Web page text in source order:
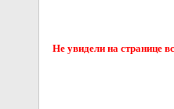
Не увидели на странице